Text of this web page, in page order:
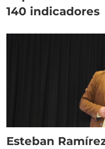
140 indicadores
Esteban